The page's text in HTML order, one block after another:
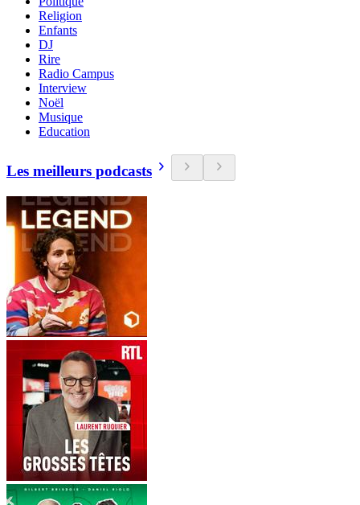
Religion
Enfants
DJ
Rire
Radio Campus
Interview
Noël
Musique
Education
Les meilleurs podcasts